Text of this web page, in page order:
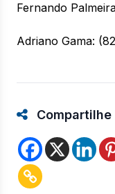
Fernando
Adriano Gama: